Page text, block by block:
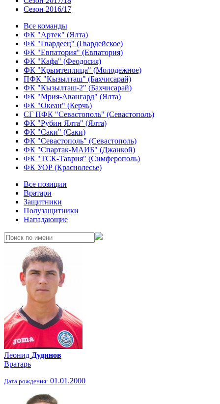
Сезон 2016/17
Все команды
ФК "Артек" (Ялта)
ФК "Гвардеец" (Гвардейское)
ФК "Евпатория" (Евпатория)
ФК "Кафа" (Феодосия)
ФК "Крымтеплица" (Молодежное)
ПФК "Кызылташ" (Бахчисарай)
ФК "Кызылташ-2" (Бахчисарай)
ФК "Мрия-Авангард" (Ялта)
ФК "Океан" (Керчь)
СГ ПФК "Севастополь" (Севастополь)
ФК "Рубин Ялта" (Ялта)
ФК "Саки" (Саки)
ФК "Севастополь" (Севастополь)
ФК "Спартак-МАИБ" (Джанкой)
ФК "ТСК-Таврия" (Симферополь)
ФК УОР (Краснолесье)
Все позиции
Вратари
Защитники
Полузащитники
Нападающие
Леонид Дудинов
Вратарь
Дата рождения: 01.01.2000